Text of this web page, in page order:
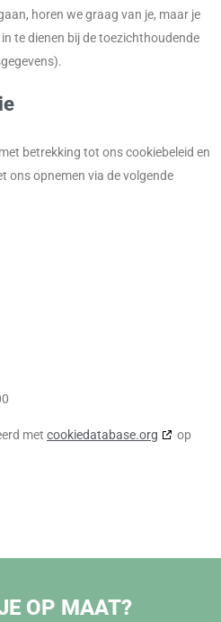
horen we graag van je, maar je
te dienen bij de toezichthoudende
betrekking tot ons cookiebeleid en
ons opnemen via de volgende
met cookiedatabase.org
op
OP MAAT?